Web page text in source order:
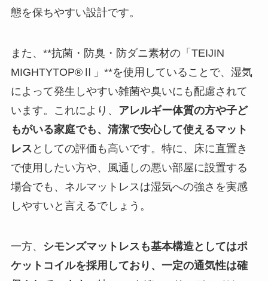
態を保ちやすい設計です。
また、**抗菌・防臭・防ダニ素材の「TEIJIN
MIGHTYTOP®Ⅱ」**を使用していることで、湿気
によって発生しやすい雑菌や臭いにも配慮されて
います。これにより、 アレルギー体質の方や子ど
もがいる家庭でも、清潔で安心して使えるマット
レス としての評価も高いです。特に、床に直置き
で使用したい方や、風通しの悪い部屋に設置する
場合でも、ネルマットレスは湿気への強さを実感
しやすいと言えるでしょう。
一方、
シモンズマットレスも基本構造としてはポ
ケットコイルを採用しており、一定の通気性は確